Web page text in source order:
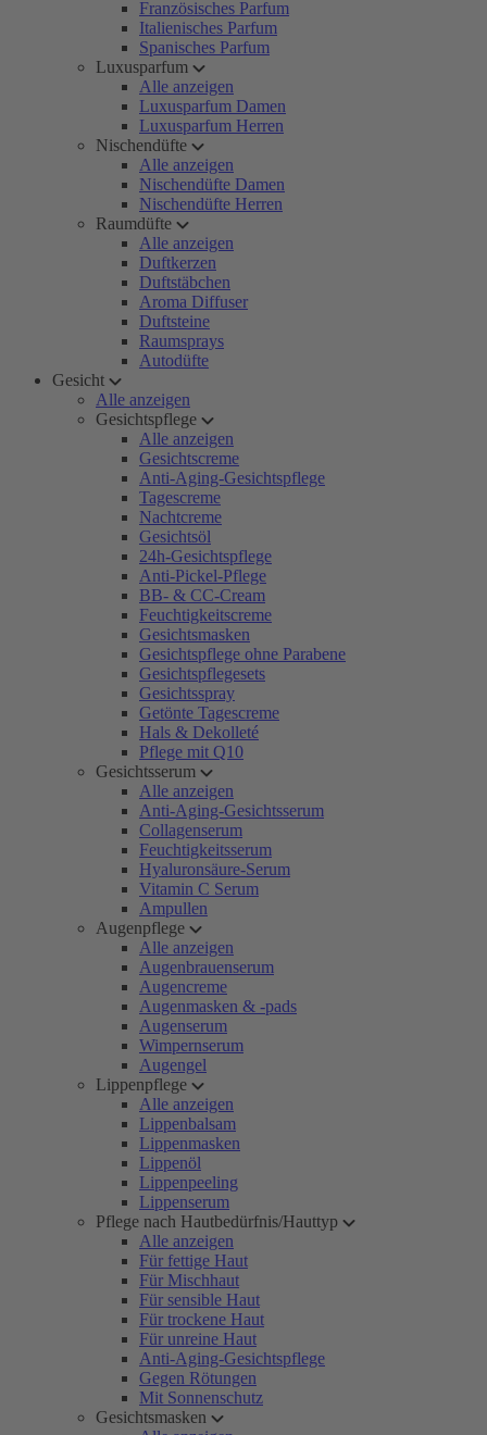
Französisches Parfum
Italienisches Parfum
Spanisches Parfum
Luxusparfum
Alle anzeigen
Luxusparfum Damen
Luxusparfum Herren
Nischendüfte
Alle anzeigen
Nischendüfte Damen
Nischendüfte Herren
Raumdüfte
Alle anzeigen
Duftkerzen
Duftstäbchen
Aroma Diffuser
Duftsteine
Raumsprays
Autodüfte
Gesicht
Alle anzeigen
Gesichtspflege
Alle anzeigen
Gesichtscreme
Anti-Aging-Gesichtspflege
Tagescreme
Nachtcreme
Gesichtsöl
24h-Gesichtspflege
Anti-Pickel-Pflege
BB- & CC-Cream
Feuchtigkeitscreme
Gesichtsmasken
Gesichtspflege ohne Parabene
Gesichtspflegesets
Gesichtsspray
Getönte Tagescreme
Hals & Dekolleté
Pflege mit Q10
Gesichtsserum
Alle anzeigen
Anti-Aging-Gesichtsserum
Collagenserum
Feuchtigkeitsserum
Hyaluronsäure-Serum
Vitamin C Serum
Ampullen
Augenpflege
Alle anzeigen
Augenbrauenserum
Augencreme
Augenmasken & -pads
Augenserum
Wimpernserum
Augengel
Lippenpflege
Alle anzeigen
Lippenbalsam
Lippenmasken
Lippenöl
Lippenpeeling
Lippenserum
Pflege nach Hautbedürfnis/Hauttyp
Alle anzeigen
Für fettige Haut
Für Mischhaut
Für sensible Haut
Für trockene Haut
Für unreine Haut
Anti-Aging-Gesichtspflege
Gegen Rötungen
Mit Sonnenschutz
Gesichtsmasken